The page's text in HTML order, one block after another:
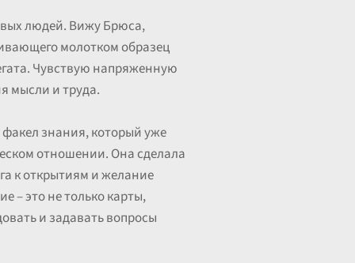
людей. Вижу Брюса,
молотком образец
Чувствую напряженную
мысли и труда.
знания, который уже
отношении. Она сделала
к открытиям и желание
– это не только карты,
и задавать вопросы